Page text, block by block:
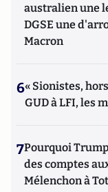
australien une
DGSE une
Macron
6« Sionistes,
GUD à LFI, les
7Pourquoi
des comptes
Mélenchon à